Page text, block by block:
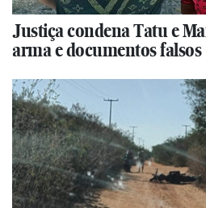
Justiça condena Tatu e
arma e documentos falsos